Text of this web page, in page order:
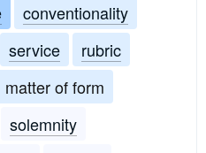
conventionality
service
rubric
matter of form
solemnity